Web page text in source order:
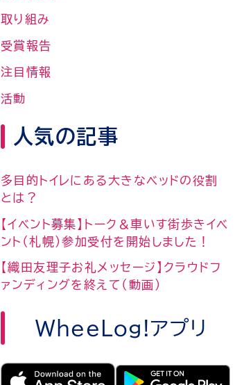
取り組み
受賞報告
注目情報
活動
人気の記事
多目的トイレにある大きなベッドの役割
とは？
【イベント募集】トーク＆車いす街歩きイベ
ント（札幌）参加受付を開始しました！
【織田友理子お礼メッセージ】クラウドフ
ァンディングを終えて（動画）
WheeLog!アプリ